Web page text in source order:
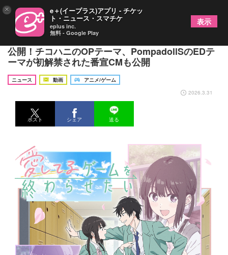
TVアニメ『愛してるゲームを終わらせたい』本PV
公開！チコハニのOPテーマ、PompadollSのEDテ
ーマが初解禁された番宣CMも公開
ニュース 動画
アニメ/ゲーム
2026.3.31
ポスト シェア 送る
× e＋(イープラス)アプリ - チケッ
ト・ニュース・スマチケ
eplus inc.
無料 - Google Play
表示